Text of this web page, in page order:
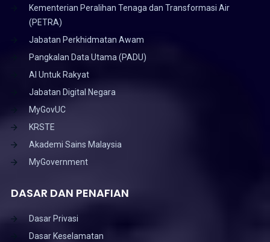
Kementerian Peralihan Tenaga dan Transformasi Air
(PETRA)
Jabatan Perkhidmatan Awam
Pangkalan Data Utama (PADU)
AI Untuk Rakyat
Jabatan Digital Negara
MyGovUC
KRSTE
Akademi Sains Malaysia
MyGovernment
DASAR DAN PENAFIAN
Dasar Privasi
Dasar Keselamatan